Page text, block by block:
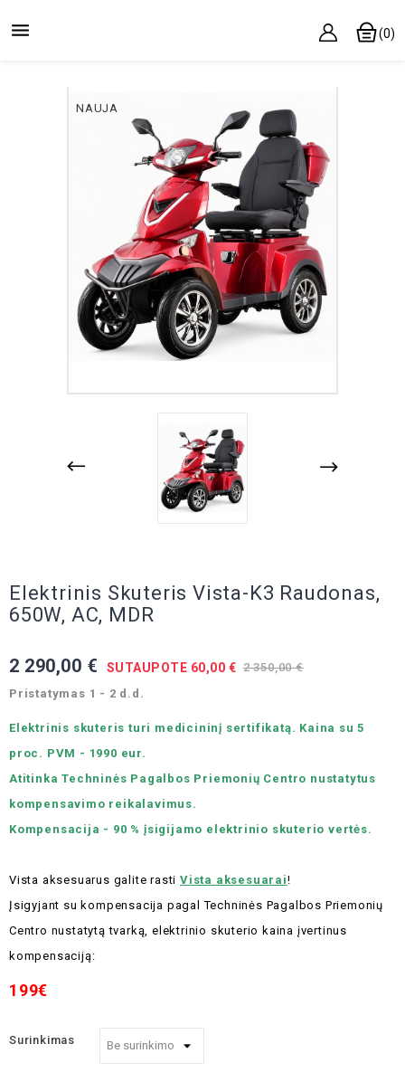
 (0)
NAUJA
Elektrinis Skuteris Vista-K3 Raudonas,
650W, AC, MDR
2 290,00 € SUTAUPOTE 60,00 € 2 350,00 €
Pristatymas 1 - 2 d.d.
Elektrinis skuteris turi medicininį sertifikatą. Kaina su 5
proc. PVM - 1990 eur.
Atitinka Techninės Pagalbos Priemonių Centro nustatytus
kompensavimo reikalavimus.
Kompensacija - 90 % įsigijamo elektrinio skuterio vertės.
Vista aksesuarus galite rasti Vista aksesuarai!
Įsigyjant su kompensacija pagal Techninės Pagalbos Priemonių
Centro nustatytą tvarką, elektrinio skuterio kaina įvertinus
kompensaciją:
199€
Surinkimas